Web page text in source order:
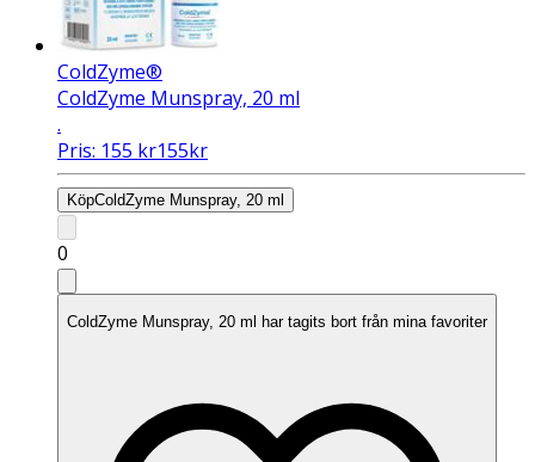
ColdZyme®
ColdZyme Munspray, 20 ml
.
Pris: 155 kr155kr
KöpColdZyme Munspray, 20 ml
0
ColdZyme Munspray, 20 ml har tagits bort från mina favoriter